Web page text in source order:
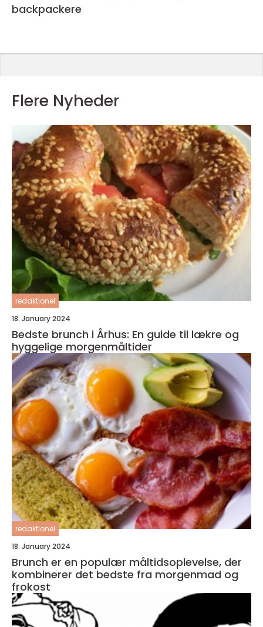
backpackere
Flere Nyheder
redaktionel
18. January 2024
Bedste brunch i Århus: En guide til lækre og
hyggelige morgenmåltider
redaktionel
18. January 2024
Brunch er en populær måltidsoplevelse, der
kombinerer det bedste fra morgenmad og
frokost